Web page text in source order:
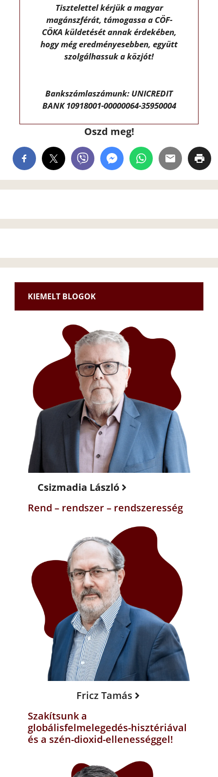
Tisztelettel kérjük a magyar
magánszférát, támogassa a CÖF-
CÖKA küldetését annak érdekében,
hogy még eredményesebben, együtt
szolgálhassuk a közjót!
Bankszámlaszámunk: UNICREDIT
BANK 10918001-00000064-35950004
Oszd meg!
KIEMELT BLOGOK
Csizmadia László
Rend – rendszer – rendszeresség
Fricz Tamás
Szakítsunk a
globálisfelmelegedés-hisztériával
és a szén-dioxid-ellenességgel!